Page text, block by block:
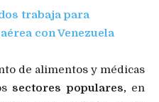
trabaja para
con Venezuela
de alimentos y médicas
sectores populares, en